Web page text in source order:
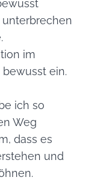
im
ein.
ich so
Weg
dass es
und